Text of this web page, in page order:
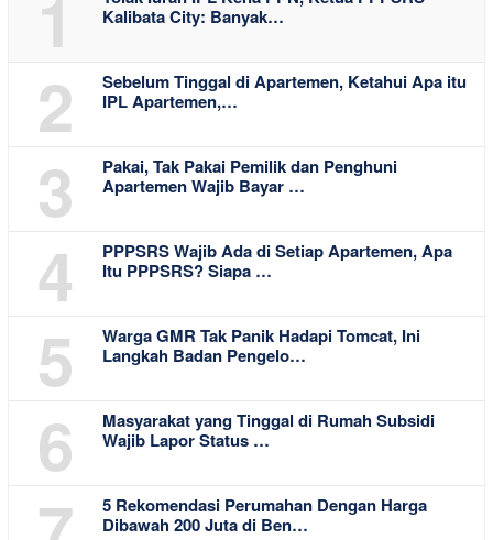
1
Kalibata City: Banyak…
2
Sebelum Tinggal di Apartemen, Ketahui Apa itu
IPL Apartemen,…
3
Pakai, Tak Pakai Pemilik dan Penghuni
Apartemen Wajib Bayar …
4
PPPSRS Wajib Ada di Setiap Apartemen, Apa
Itu PPPSRS? Siapa …
5
Warga GMR Tak Panik Hadapi Tomcat, Ini
Langkah Badan Pengelo…
6
Masyarakat yang Tinggal di Rumah Subsidi
Wajib Lapor Status …
5 Rekomendasi Perumahan Dengan Harga
Dibawah 200 Juta di Ben…